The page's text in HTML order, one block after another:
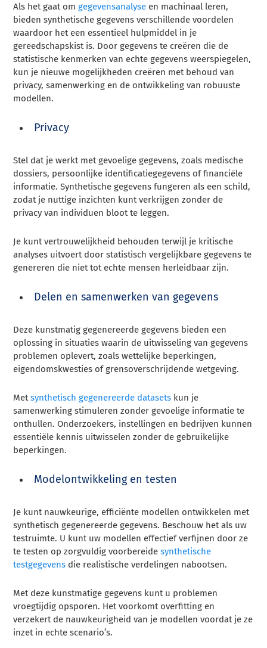
Als het gaat omgegevensanalyse en machinaal leren,
bieden synthetische gegevens verschillende voordelen
waardoor het een essentieel hulpmiddel in je
gereedschapskist is. Door gegevens te creëren die de
statistische kenmerken van echte gegevens weerspiegelen,
kun je nieuwe mogelijkheden creëren met behoud van
privacy, samenwerking en de ontwikkeling van robuuste
modellen.
Privacy
Stel dat je werkt met gevoelige gegevens, zoals medische
dossiers, persoonlijke identificatiegegevens of financiële
informatie. Synthetische gegevens fungeren als een schild,
zodat je nuttige inzichten kunt verkrijgen zonder de
privacy van individuen bloot te leggen.
Je kunt vertrouwelijkheid behouden terwijl je kritische
analyses uitvoert door statistisch vergelijkbare gegevens te
genereren die niet tot echte mensen herleidbaar zijn.
Delen en samenwerken van gegevens
Deze kunstmatig gegenereerde gegevens bieden een
oplossing in situaties waarin de uitwisseling van gegevens
problemen oplevert, zoals wettelijke beperkingen,
eigendomskwesties of grensoverschrijdende wetgeving.
Metsynthetisch gegenereerde datasets kun je
samenwerking stimuleren zonder gevoelige informatie te
onthullen. Onderzoekers, instellingen en bedrijven kunnen
essentiële kennis uitwisselen zonder de gebruikelijke
beperkingen.
Modelontwikkeling en testen
Je kunt nauwkeurige, efficiënte modellen ontwikkelen met
synthetisch gegenereerde gegevens. Beschouw het als uw
testruimte. U kunt uw modellen effectief verfijnen door ze
te testen op zorgvuldig voorbereidesynthetische
testgegevens die realistische verdelingen nabootsen.
Met deze kunstmatige gegevens kunt u problemen
vroegtijdig opsporen. Het voorkomt overfitting en
verzekert de nauwkeurigheid van je modellen voordat je ze
inzet in echte scenario’s.